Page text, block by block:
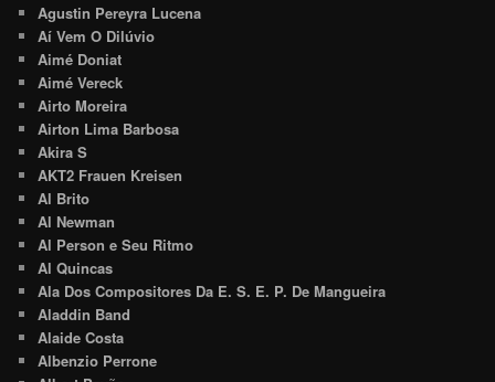
Agustin Pereyra Lucena
Aí Vem O Dilúvio
Aimé Doniat
Aimé Vereck
Airto Moreira
Airton Lima Barbosa
Akira S
AKT2 Frauen Kreisen
Al Brito
Al Newman
Al Person e Seu Ritmo
Al Quincas
Ala Dos Compositores Da E. S. E. P. De Mangueira
Aladdin Band
Alaide Costa
Albenzio Perrone